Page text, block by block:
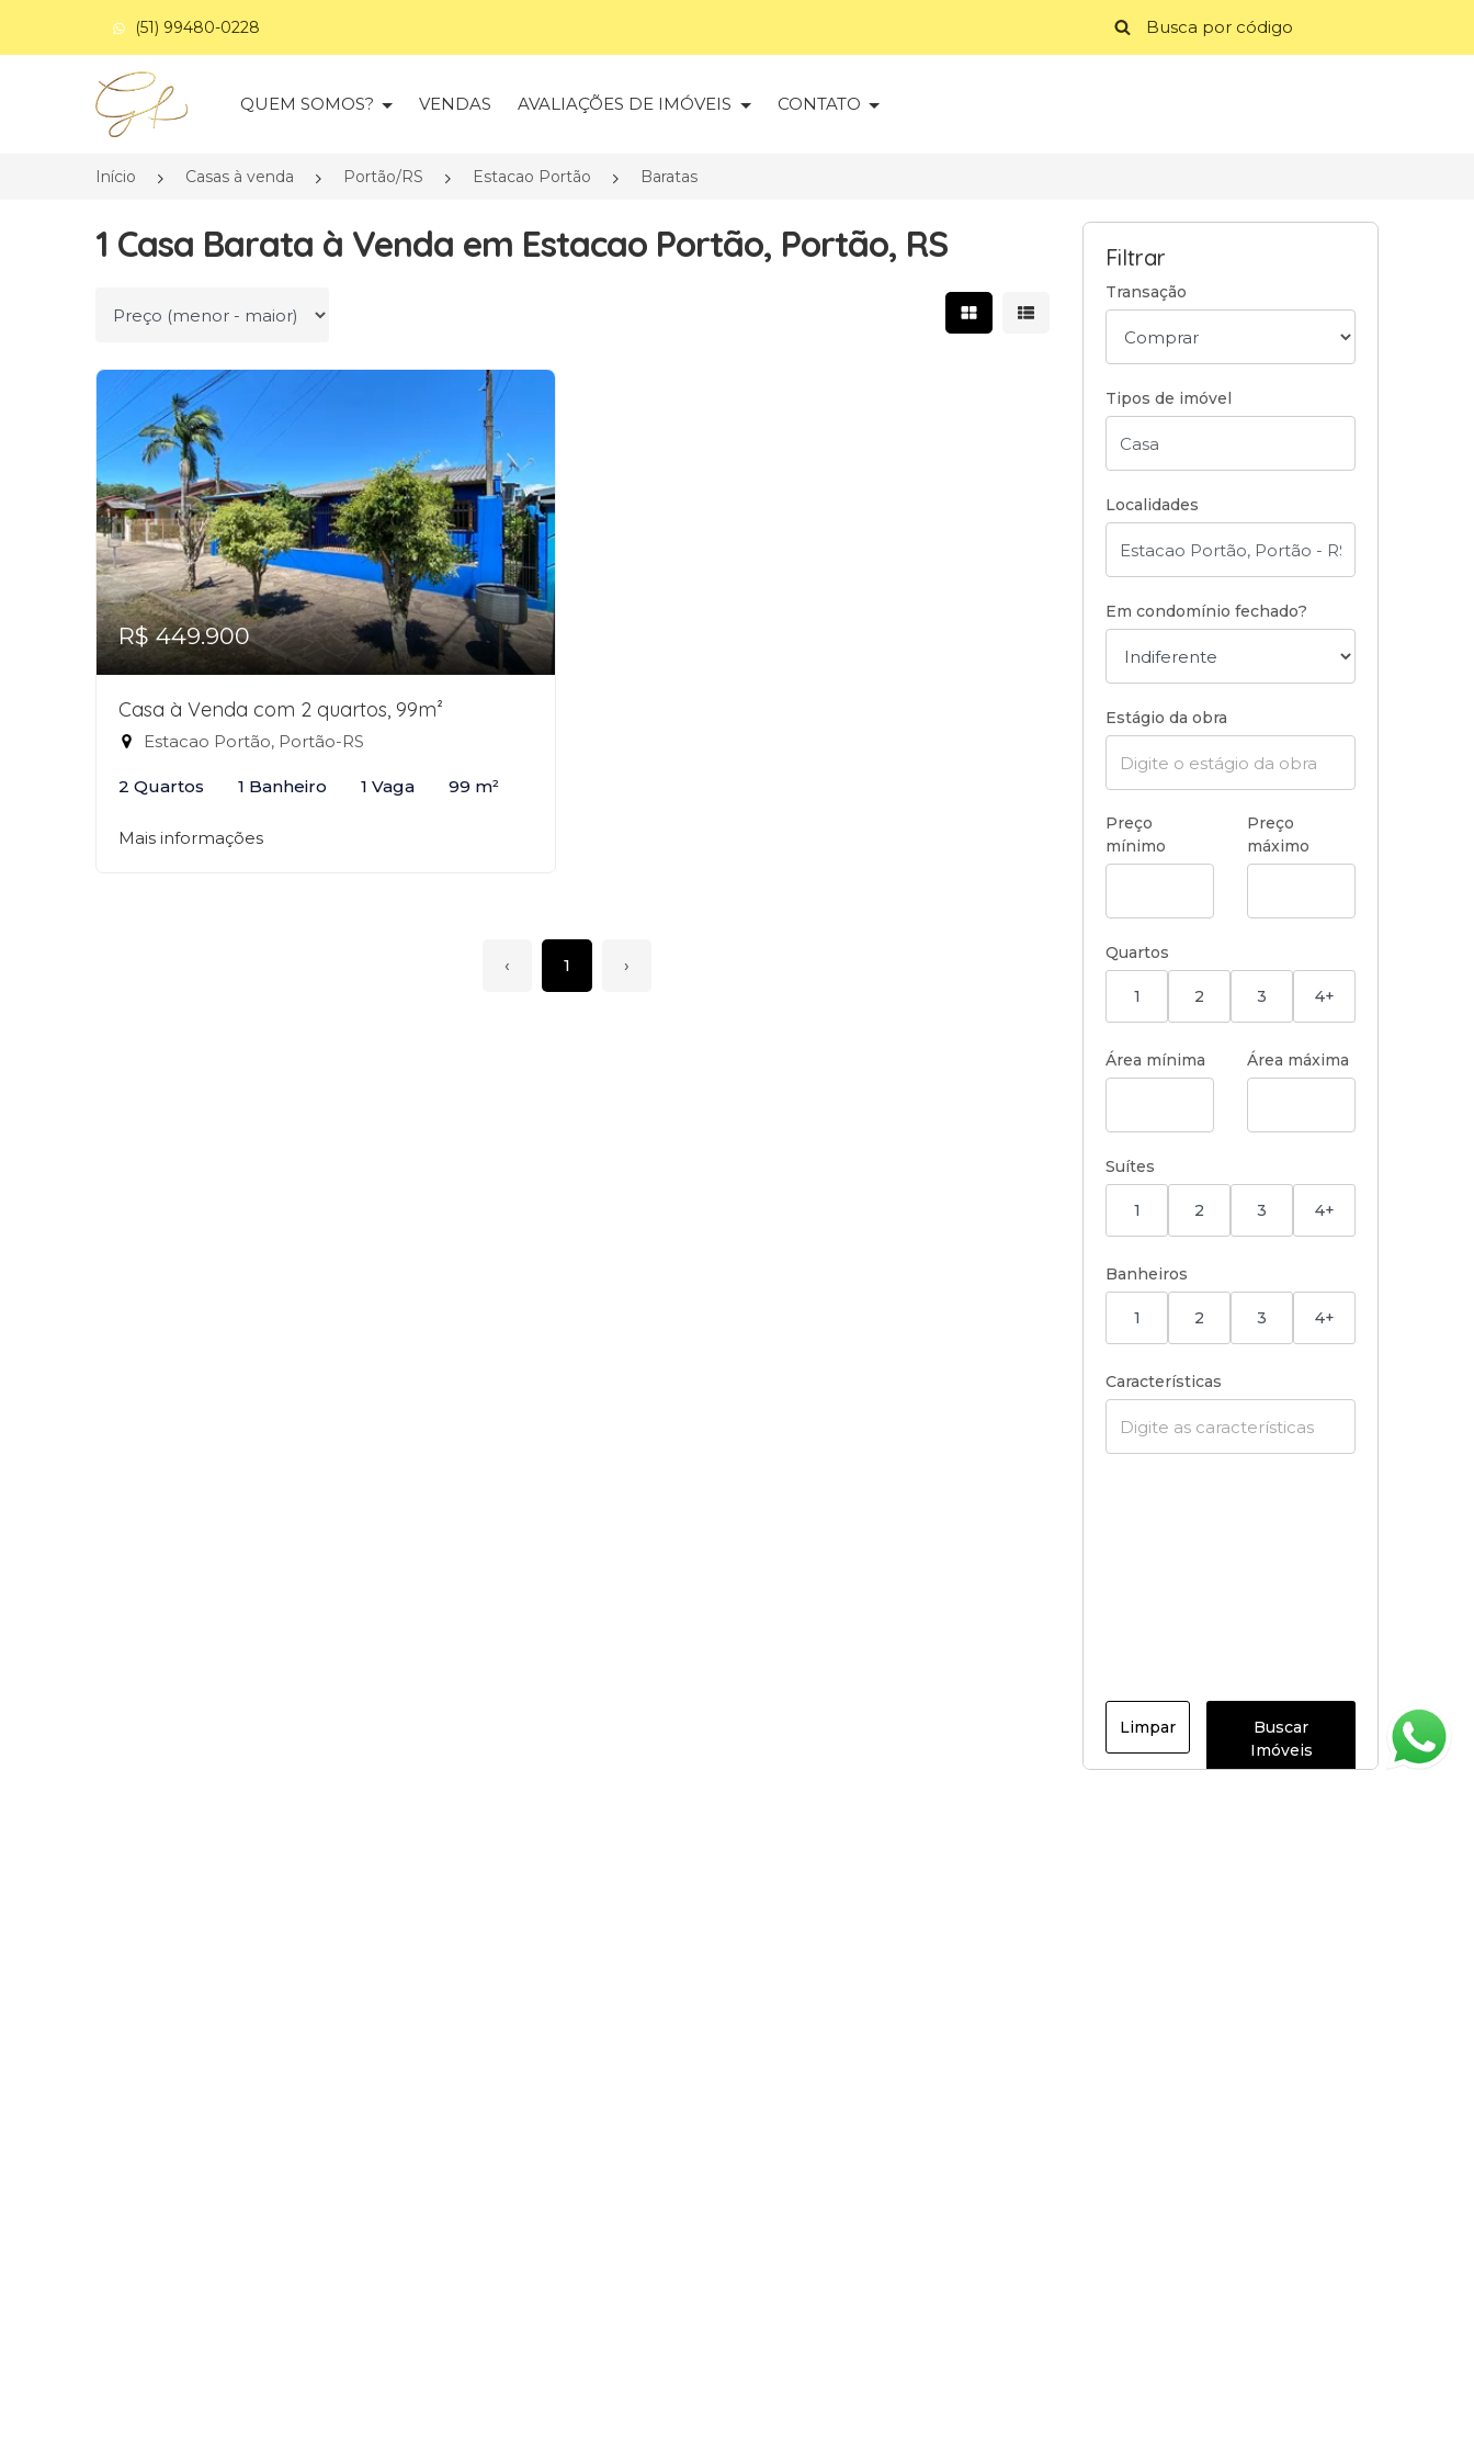
(51) 99480-0228
Página inicial
QUEM SOMOS? VENDAS AVALIAÇÕES DE IMÓVEIS CONTATO
Início Casas à venda Portão/RS Estacao Portão Baratas
1 Casa Barata à Venda em Estacao Portão, Portão, RS
Ordenar por Mostrar resultados em grade
Mostrar resultados em lista
R$ 449.900
Casa à Venda com 2 quartos, 99m²
Estacao Portão, Portão-RS
2 Quartos 1 Banheiro 1 Vaga 99 m²
Mais informações
‹ 1 ›
Filtrar
Transação
Tipos de imóvel
Localidades
Em condomínio fechado?
Estágio da obra
Preço
mínimo
Preço
máximo
Quartos
1 2 3 4+
Área mínima Área máxima
Suítes
1 2 3 4+
Banheiros
1 2 3 4+
Características
Limpar
Buscar
Imóveis